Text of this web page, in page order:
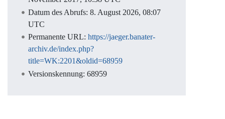
Datum des Abrufs: 8. August 2026, 08:07
UTC
Permanente URL: https://jaeger.banater-
archiv.de/index.php?
title=WK:2201&oldid=68959
Versionskennung: 68959